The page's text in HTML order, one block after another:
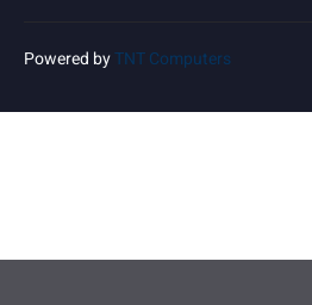
Powered byTNT Computers